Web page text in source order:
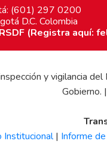
(601) 297 0200
D.C. Colombia
(Registra aquí:
y vigilancia
Gobierno.
Institucional| Informe